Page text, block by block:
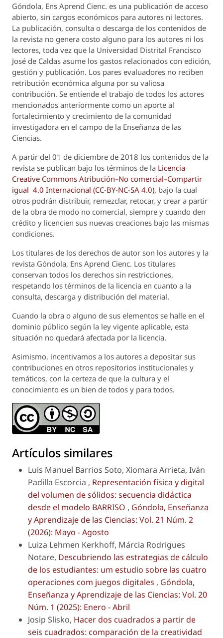
Góndola, Ens Aprend Cienc. es una publicación de acceso
abierto, sin cargos económicos para autores ni lectores.
La publicación, consulta o descarga de los contenidos de
la revista no genera costo alguno para los autores ni los
lectores, toda vez que la Universidad Distrital Francisco
José de Caldas asume los gastos relacionados con edición,
gestión y publicación. Los pares evaluadores no reciben
retribución económica alguna por su valiosa
contribución. Se entiende el trabajo de todos los actores
mencionados anteriormente como un aporte al
fortalecimiento y crecimiento de la comunidad
investigadora en el campo de la Enseñanza de las
Ciencias.
A partir del 01 de diciembre de 2018 los contenidos de la
revista se publican bajo los términos de la Licencia
Creative Commons Atribución–No comercial–Compartir
igual 4.0 Internacional (CC-BY-NC-SA 4.0), bajo la cual
otros podrán distribuir, remezclar, retocar, y crear a partir
de la obra de modo no comercial, siempre y cuando den
crédito y licencien sus nuevas creaciones bajo las mismas
condiciones.
Los titulares de los derechos de autor son los autores y la
revista Góndola, Ens Aprend Cienc. Los titulares
conservan todos los derechos sin restricciones,
respetando los términos de la licencia en cuanto a la
consulta, descarga y distribución del material.
Cuando la obra o alguno de sus elementos se halle en el
dominio público según la ley vigente aplicable, esta
situación no quedará afectada por la licencia.
Asimismo, incentivamos a los autores a depositar sus
contribuciones en otros repositorios institucionales y
temáticos, con la certeza de que la cultura y el
conocimiento es un bien de todos y para todos.
Artículos similares
Luis Manuel Barrios Soto, Xiomara Arrieta, Iván
Padilla Escorcia , Representación física y digital
del volumen de sólidos: secuencia didáctica
desde el modelo BARRISO , Góndola, Enseñanza
y Aprendizaje de las Ciencias: Vol. 21 Núm. 2
(2026): Mayo - Agosto
Luiza Lehmen Kerkhoff, Márcia Rodrigues
Notare, Descubriendo las estrategias de cálculo
de los estudiantes: um estudio sobre las cuatro
operaciones com juegos digitales , Góndola,
Enseñanza y Aprendizaje de las Ciencias: Vol. 20
Núm. 1 (2025): Enero - Abril
Josip Slisko, Hacer dos cuadrados a partir de
seis cuadrados: comparación de la creatividad